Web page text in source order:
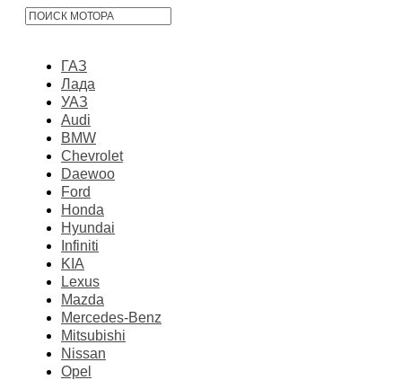
ГАЗ
Лада
УАЗ
Audi
BMW
Chevrolet
Daewoo
Ford
Honda
Hyundai
Infiniti
KIA
Lexus
Mazda
Mercedes-Benz
Mitsubishi
Nissan
Opel